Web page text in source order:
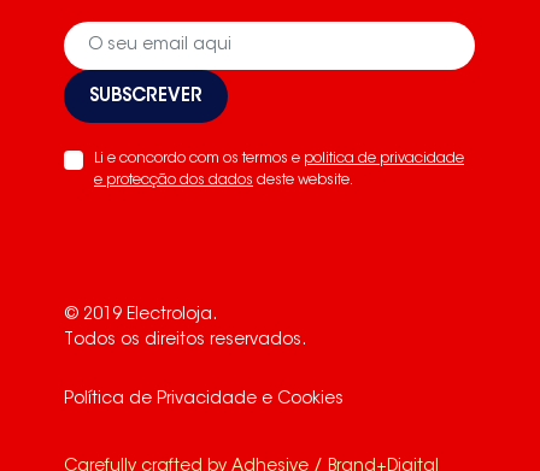
SUBSCREVER
Li e concordo com os termos e politica de privacidade
e protecção dos dados deste website.
© 2019 Electroloja.
Todos os direitos reservados.
Política de Privacidade e Cookies
Carefully crafted byAdhesive / Brand+Digital